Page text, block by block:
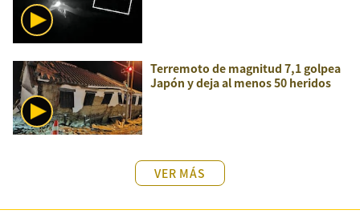
Terremoto de magnitud 7,1 golpea
Japón y deja al menos 50 heridos
VER MÁS